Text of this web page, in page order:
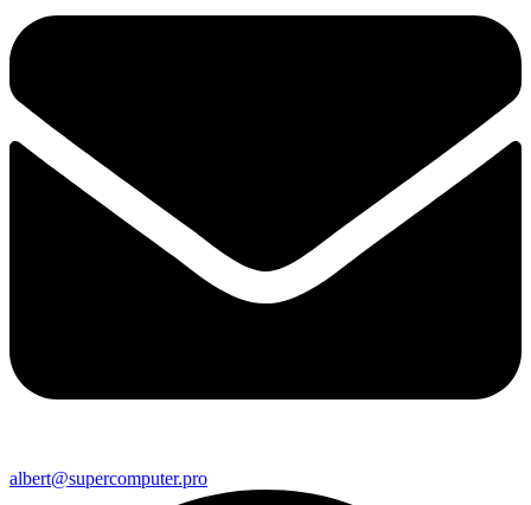
albert@supercomputer.pro